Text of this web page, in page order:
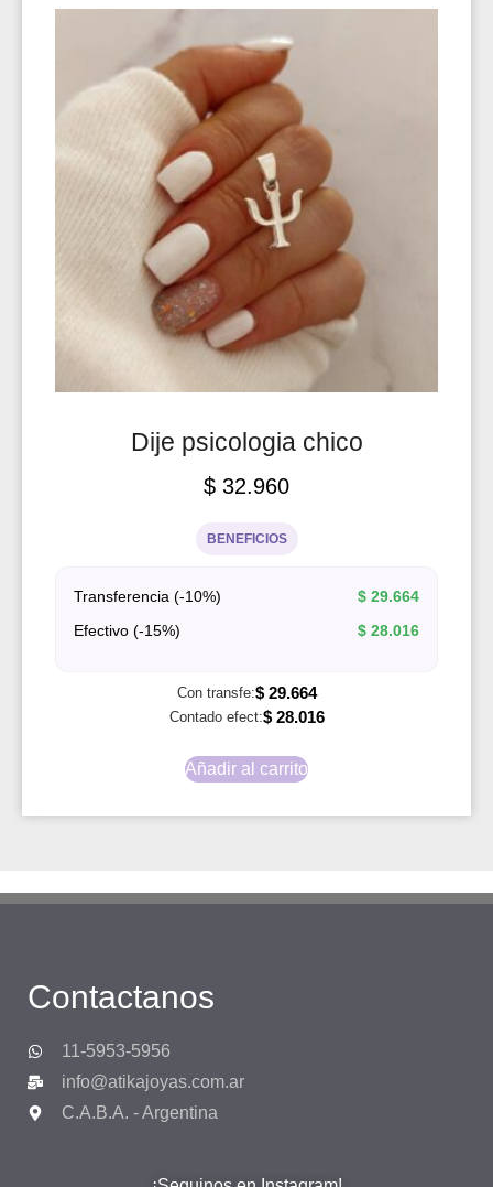
Dije psicologia chico
$ 32.960
BENEFICIOS
Transferencia (-10%) $ 29.664
Efectivo (-15%)
$ 28.016
Con transfe:$29.664
Contado efect:$28.016
Añadir al carrito
Contactanos
11-5953-5956
info@atikajoyas.com.ar
C.A.B.A. - Argentina